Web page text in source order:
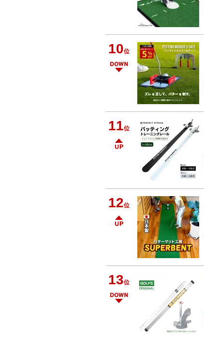
10位
11位
12位
13位